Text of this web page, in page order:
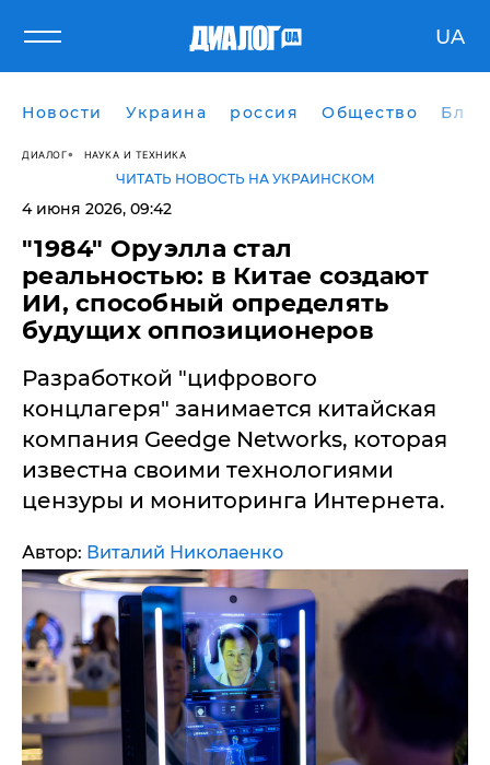
UA
Новости Украина россия Общество
ДИАЛОГ НАУКА И ТЕХНИКА
ЧИТАТЬ НОВОСТЬ НА УКРАИНСКОМ
4 июня 2026, 09:42
"1984" Оруэлла стал
реальностью: в Китае создают
ИИ, способный определять
будущих оппозиционеров
Разработкой "цифрового
концлагеря" занимается китайская
компания Geedge Networks, которая
известна своими технологиями
цензуры и мониторинга Интернета.
Автор: Виталий Николаенко